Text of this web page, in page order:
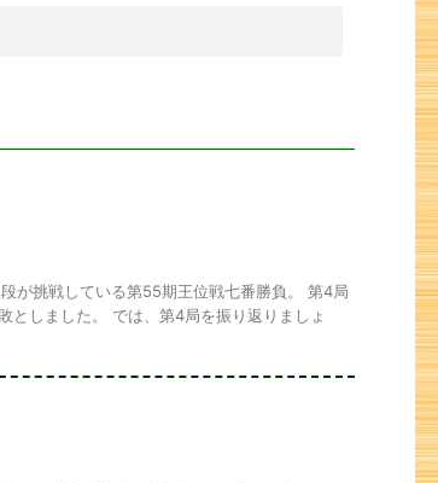
が挑戦している第55期王位戦七番勝負。 第4局
としました。 では、第4局を振り返りましょ